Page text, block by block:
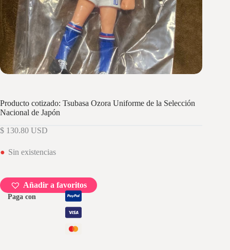
Producto cotizado: Tsubasa Ozora Uniforme de la Selección
Nacional de Japón
$ 130.80 USD
Sin existencias
Añadir a favoritos
Paga con